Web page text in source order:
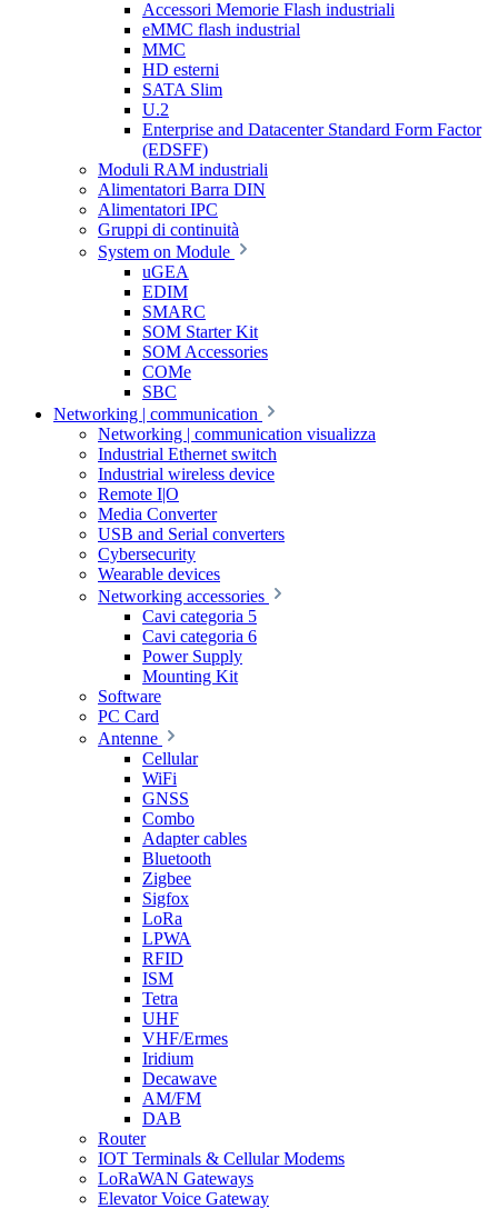
Accessori Memorie Flash industriali
eMMC flash industrial
MMC
HD esterni
SATA Slim
U.2
Enterprise and Datacenter Standard Form Factor
(EDSFF)
Moduli RAM industriali
Alimentatori Barra DIN
Alimentatori IPC
Gruppi di continuità
System on Module
uGEA
EDIM
SMARC
SOM Starter Kit
SOM Accessories
COMe
SBC
Networking | communication
Networking | communication visualizza
Industrial Ethernet switch
Industrial wireless device
Remote I|O
Media Converter
USB and Serial converters
Cybersecurity
Wearable devices
Networking accessories
Cavi categoria 5
Cavi categoria 6
Power Supply
Mounting Kit
Software
PC Card
Antenne
Cellular
WiFi
GNSS
Combo
Adapter cables
Bluetooth
Zigbee
Sigfox
LoRa
LPWA
RFID
ISM
Tetra
UHF
VHF/Ermes
Iridium
Decawave
AM/FM
DAB
Router
IOT Terminals & Cellular Modems
LoRaWAN Gateways
Elevator Voice Gateway